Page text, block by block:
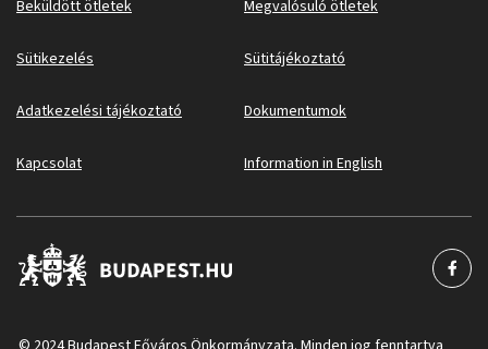
Beküldött ötletek Megvalósuló ötletek
Sütikezelés Sütitájékoztató
Adatkezelési tájékoztató Dokumentumok
Kapcsolat Information in English